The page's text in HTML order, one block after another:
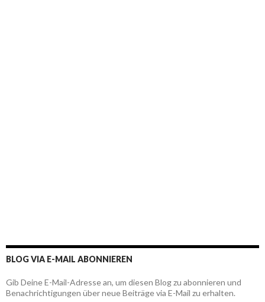
BLOG VIA E-MAIL ABONNIEREN
Gib Deine E-Mail-Adresse an, um diesen Blog zu abonnieren und
Benachrichtigungen über neue Beiträge via E-Mail zu erhalten.